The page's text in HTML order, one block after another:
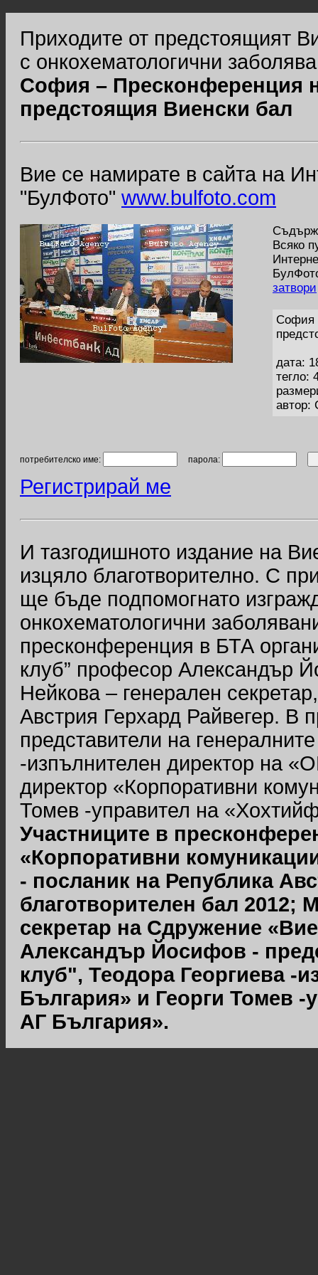
Приходите от предстоящият
с онкохематологични
София – Пресконференция
предстоящия Виенски бал
Вие се намирате в сайта на
"БулФото" www.bulfoto.com
Всяко
затвори
София
дата:
тегло:
автор:
потребителско име: парола:
Регистрирай ме
И тазгодишното издание на
изцяло благотворително. С
ще бъде подпомогнато
онкохематологични
пресконференция в БТА
клуб” професор Александър
Нейкова – генерален
Австрия Герхард Райвегер. В
представители на
-изпълнителен директор на
директор «Корпоративни
Томев -управител на
Участниците в
«Корпоративни
- посланик на Република
благотворителен бал 2012;
секретар на Сдружение
Александър Йосифов -
клуб", Теодора Георгиева -
България» и Георги Томев
АГ България».